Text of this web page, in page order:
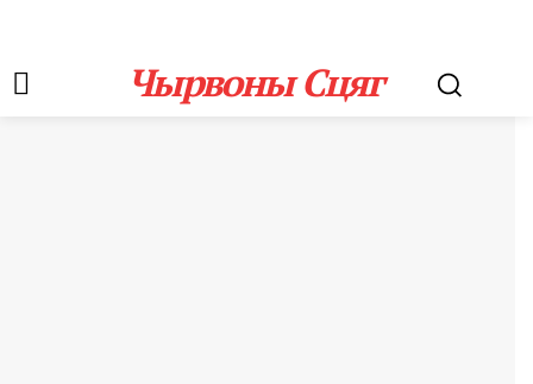
Чырвоны Сцяг